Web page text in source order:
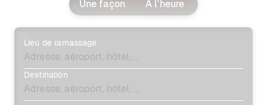
Une façon À l'heure
Lieu de ramassage
Destination